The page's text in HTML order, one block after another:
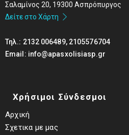
Σαλαμίνος 20, 19300 Ασπρόπυργος
Δείτε στο Χάρτη
Τηλ.: 2132 006489, 2105576704
Email: info@apasxolisiasp.gr
Χρήσιμοι Σύνδεσμοι
Αρχική
Σχετικα με μας